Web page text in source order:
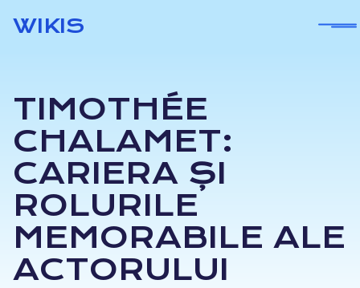
WIKIS
TIMOTHÉE
CHALAMET:
CARIERA ȘI
ROLURILE
MEMORABILE ALE
ACTORULUI